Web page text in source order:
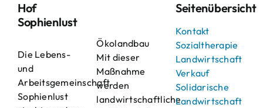
Hof
Sophienlust
Die Lebens-
und
Arbeitsgemeinschaft
Sophienlust
Ökolandbau
Mit dieser
Maßnahme
werden
landwirtschaftliche
Seitenübersicht
Kontakt
Sozialtherapie
Landwirtschaft
Verkauf
Solidarische
Landwirtschaft